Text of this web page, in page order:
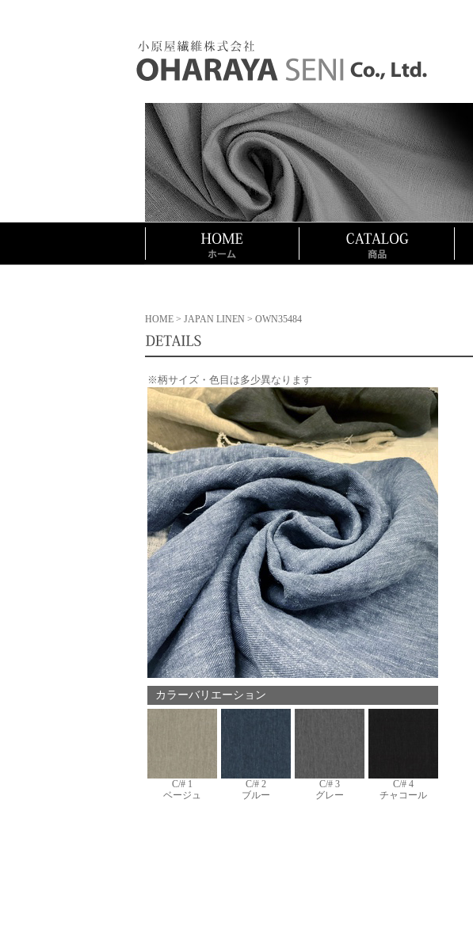
HOME > JAPAN LINEN > OWN35484
※柄サイズ・色目は多少異なります
カラーバリエーション
C/# 1
ベージュ
C/# 2
ブルー
C/# 3
グレー
C/# 4
チャコール